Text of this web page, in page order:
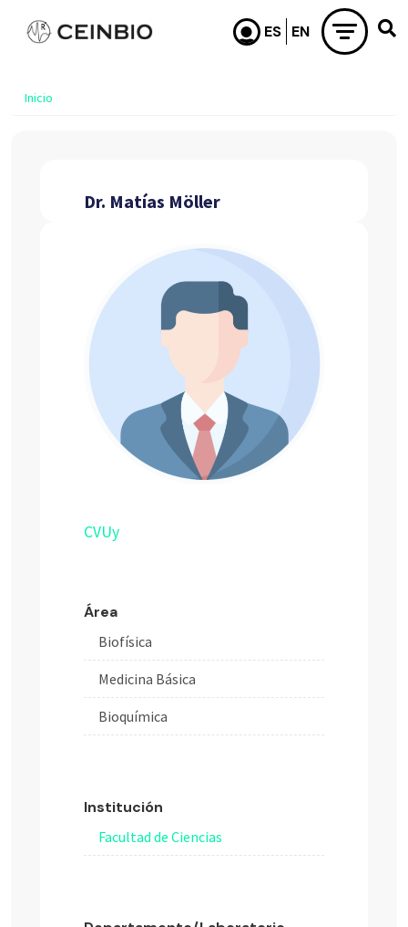
Pasar al contenido principal
Inicio
Dr. Matías Möller
CVUy
Área
Biofísica
Medicina Básica
Bioquímica
Institución
Facultad de Ciencias